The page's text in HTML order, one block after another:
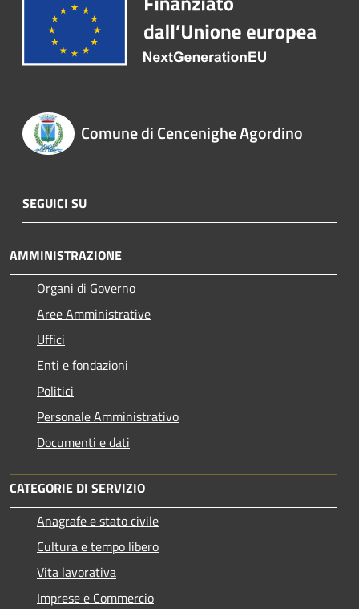
Comune di Cencenighe Agordino
SEGUICI SU
AMMINISTRAZIONE
Organi di Governo
Aree Amministrative
Uffici
Enti e fondazioni
Politici
Personale Amministrativo
Documenti e dati
CATEGORIE DI SERVIZIO
Anagrafe e stato civile
Cultura e tempo libero
Vita lavorativa
Imprese e Commercio